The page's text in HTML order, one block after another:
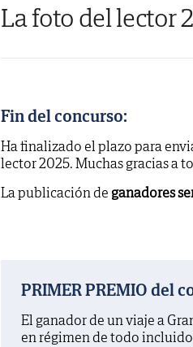
La foto del lector
Fin del concurso:
Ha finalizado el plazo para
lector 2025. Muchas gracias a
La publicación de ganadores
PRIMER PREMIO del
El ganador de un viaje a
en régimen de todo